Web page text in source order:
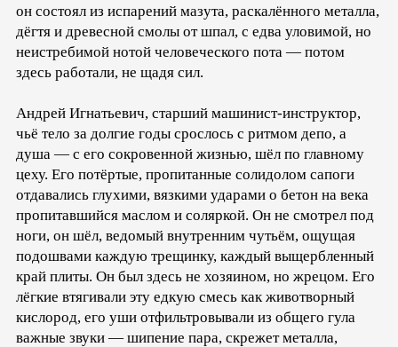
он состоял из испарений мазута, раскалённого металла,
дёгтя и древесной смолы от шпал, с едва уловимой, но
неистребимой нотой человеческого пота — потом
здесь работали, не щадя сил.
Андрей Игнатьевич, старший машинист-инструктор,
чьё тело за долгие годы срослось с ритмом депо, а
душа — с его сокровенной жизнью, шёл по главному
цеху. Его потёртые, пропитанные солидолом сапоги
отдавались глухими, вязкими ударами о бетон на века
пропитавшийся маслом и соляркой. Он не смотрел под
ноги, он шёл, ведомый внутренним чутьём, ощущая
подошвами каждую трещинку, каждый выщербленный
край плиты. Он был здесь не хозяином, но жрецом. Его
лёгкие втягивали эту едкую смесь как животворный
кислород, его уши отфильтровывали из общего гула
важные звуки — шипение пара, скрежет металла,